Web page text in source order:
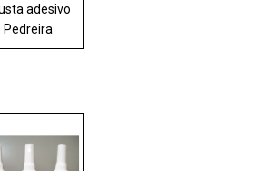
adesivo
Pedreira